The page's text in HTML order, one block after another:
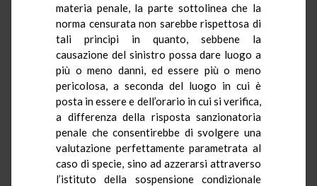
materia penale, la parte sottolinea che la
norma censurata non sarebbe rispettosa di
tali principi in quanto, sebbene la
causazione del sinistro possa dare luogo a
più o meno danni, ed essere più o meno
pericolosa, a seconda del luogo in cui è
posta in essere e dell’orario in cui si verifica,
a differenza della risposta sanzionatoria
penale che consentirebbe di svolgere una
valutazione perfettamente parametrata al
caso di specie, sino ad azzerarsi attraverso
l’istituto della sospensione condizionale